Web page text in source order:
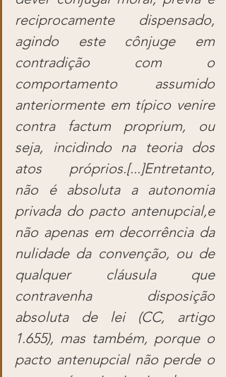
reciprocamente dispensado,
agindo este cônjuge em
contradição com o
comportamento assumido
anteriormente em típico venire
contra factum proprium, ou
seja, incidindo na teoria dos
atos próprios.[...]Entretanto,
não é absoluta a autonomia
privada do pacto antenupcial,e
não apenas em decorrência da
nulidade da convenção, ou de
qualquer cláusula que
contravenha disposição
absoluta de lei (CC, artigo
1.655), mas também, porque o
pacto antenupcial não perde o